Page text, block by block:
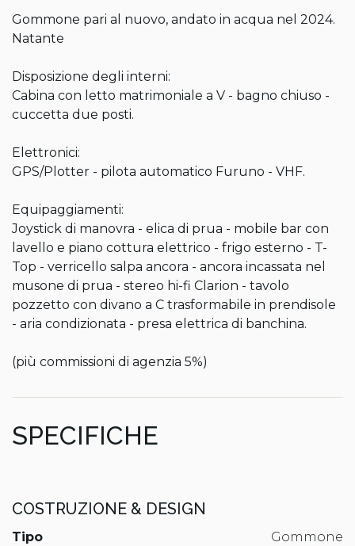
Gommone pari al nuovo, andato in acqua nel 2024.
Natante
Disposizione degli interni:
Cabina con letto matrimoniale a V - bagno chiuso -
cuccetta due posti.
Elettronici:
GPS/Plotter - pilota automatico Furuno - VHF.
Equipaggiamenti:
Joystick di manovra - elica di prua - mobile bar con
lavello e piano cottura elettrico - frigo esterno - T-
Top - verricello salpa ancora - ancora incassata nel
musone di prua - stereo hi-fi Clarion - tavolo
pozzetto con divano a C trasformabile in prendisole
- aria condizionata - presa elettrica di banchina.
(più commissioni di agenzia 5%)
SPECIFICHE
COSTRUZIONE & DESIGN
Tipo
Gommone